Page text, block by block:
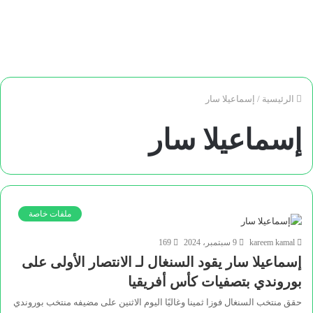
الرئيسية / إسماعيلا سار
إسماعيلا سار
ملفات خاصة
kareem kamal 9 سبتمبر، 2024 169
إسماعيلا سار يقود السنغال لـ الانتصار الأولى على
بوروندي بتصفيات كأس أفريقيا
حقق منتخب السنغال فوزا ثمينا وغاليًا اليوم الاثنين على مضيفه منتخب بوروندي